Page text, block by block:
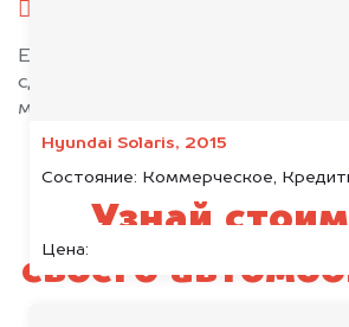
Hyundai Solaris, 2015
Состояние: Коммерческое,
Цена:
Если у вас нет всех
сделают всё возможное, чтобы
максимально быстро!
Узнай
своего